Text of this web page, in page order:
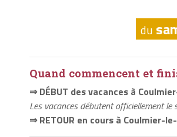
du
Quand commencent et
⇒ DÉBUT des vacances à
Les vacances débutent officiellement
⇒ RETOUR en cours à Coulmier-